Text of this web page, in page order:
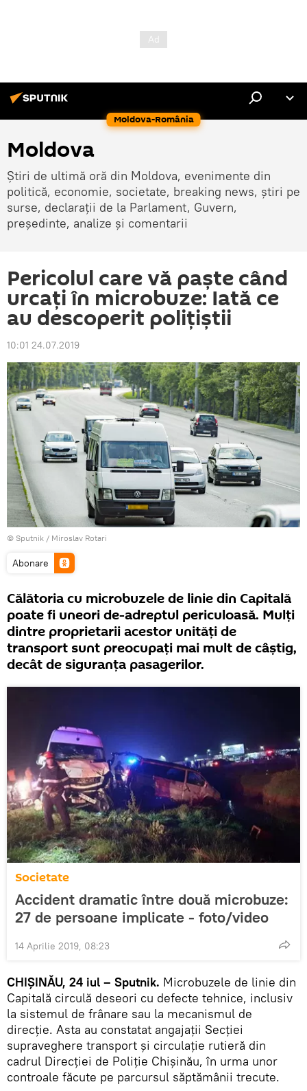
Moldova-România
Moldova
Știri de ultimă oră din Moldova, evenimente din
politică, economie, societate, breaking news, știri pe
surse, declarații de la Parlament, Guvern,
președinte, analize și comentarii
Pericolul care vă paște când
urcați în microbuze: Iată ce
au descoperit polițiștii
10:01 24.07.2019
© Sputnik / Miroslav Rotari
Abonare
Călătoria cu microbuzele de linie din Capitală
poate fi uneori de-adreptul periculoasă. Mulți
dintre proprietarii acestor unități de
transport sunt preocupați mai mult de câștig,
decât de siguranța pasagerilor.
Societate
Accident dramatic între două microbuze:
27 de persoane implicate - foto/video
14 Aprilie 2019, 08:23
CHIȘINĂU, 24 iul – Sputnik. Microbuzele de linie din
Capitală circulă deseori cu defecte tehnice, inclusiv
la sistemul de frânare sau la mecanismul de
direcție. Asta au constatat angajații Secţiei
supraveghere transport şi circulație rutieră din
cadrul Direcției de Poliție Chișinău, în urma unor
controale făcute pe parcursul săptămânii trecute.